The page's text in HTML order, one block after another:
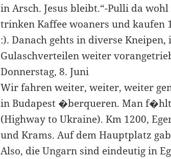
in Arsch. Jesus bleibt.“-Pulli da
trinken Kaffee woaners und kaufen
:). Danach gehts in diverse
Gulaschverteilen weiter
Donnerstag, 8. Juni
Wir fahren weiter, weiter, weiter
in Budapest �berqueren. Man
(Highway to Ukraine). Km 1200,
und Krams. Auf dem Hauptplatz
Also, die Ungarn sind eindeutig in